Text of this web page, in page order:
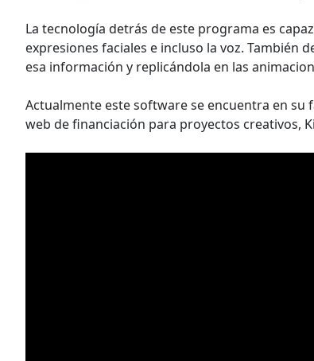
La tecnología detrás de este programa es
expresiones faciales e incluso la voz. También
esa información y replicándola en las
Actualmente este software se encuentra en
web de financiación para proyectos creativos,